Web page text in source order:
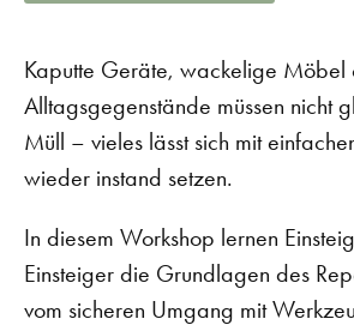
Kaputte Geräte, wackelige Möbel
Alltagsgegenstände müssen nicht
Müll – vieles lässt sich mit
wieder instand setzen.
In diesem Workshop lernen
Einsteiger die Grundlagen des
vom sicheren Umgang mit